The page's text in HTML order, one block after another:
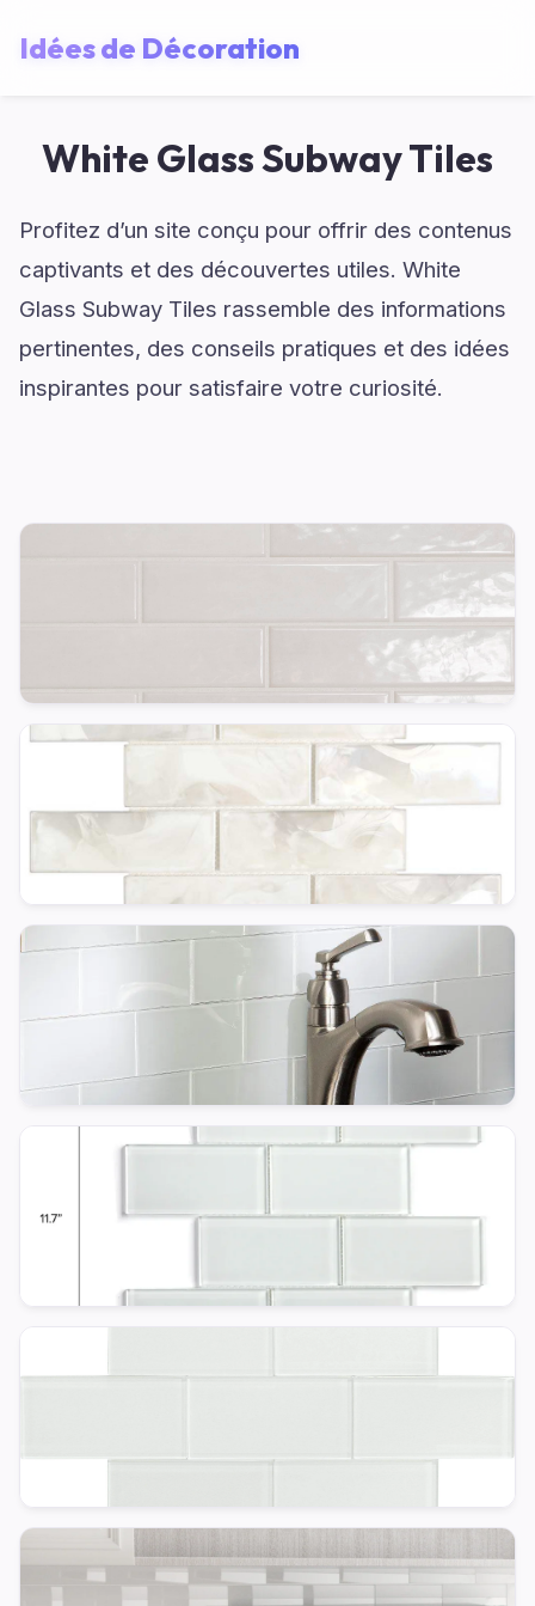
Idées de Décoration
White Glass Subway Tiles
Profitez d’un site conçu pour offrir des contenus
captivants et des découvertes utiles. White
Glass Subway Tiles rassemble des informations
pertinentes, des conseils pratiques et des idées
inspirantes pour satisfaire votre curiosité.